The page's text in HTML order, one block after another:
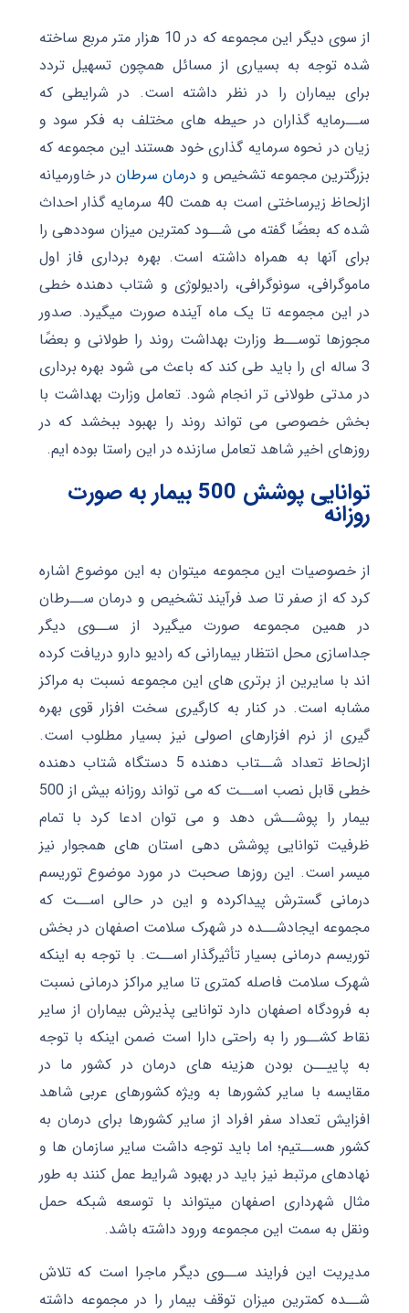
از سوی دیگر این مجموعه که در 10 هزار متر مربع ساخته
شده توجه به بسیاری از مسائل همچون تسهیل تردد
برای بیماران را در نظر داشته است. در شرایطی که
ســرمایه گذاران در حیطه های مختلف به فکر سود و
زیان در نحوه سرمایه گذاری خود هستند این مجموعه که
بزرگترین مجموعه تشخیص و درمان سرطاندر خاورمیانه
ازلحاظ زیرساختی است به همت 40 سرمایه گذار احداث
شده که بعضًا گفته می شــود کمترین میزان سوددهی را
برای آنها به همراه داشته است. بهره برداری فاز اول
ماموگرافی، سونوگرافی، رادیولوژی و شتاب دهنده خطی
در این مجموعه تا یک ماه آینده صورت میگیرد. صدور
مجوزها توســط وزارت بهداشت روند را طولانی و بعضًا
3 ساله ای را باید طی کند که باعث می شود بهره برداری
در مدتی طولانی تر انجام شود. تعامل وزارت بهداشت با
بخش خصوصی می تواند روند را بهبود ببخشد که در
روزهای اخیر شاهد تعامل سازنده در این راستا بوده ایم.
توانایی پوشش 500 بیمار به صورت
روزانه
از خصوصیات این مجموعه میتوان به این موضوع اشاره
کرد که از صفر تا صد فرآیند تشخیص و درمان ســرطان
در همین مجموعه صورت میگیرد از ســوی دیگر
جداسازی محل انتظار بیمارانی که رادیو دارو دریافت کرده
اند با سایرین از برتری های این مجموعه نسبت به مراکز
مشابه است. در کنار به کارگیری سخت افزار قوی بهره
گیری از نرم افزارهای اصولی نیز بسیار مطلوب است.
ازلحاظ تعداد شــتاب دهنده 5 دستگاه شتاب دهنده
خطی قابل نصب اســت که می تواند روزانه بیش از 500
بیمار را پوشــش دهد و می توان ادعا کرد با تمام
ظرفیت توانایی پوشش دهی استان های همجوار نیز
میسر است. این روزها صحبت در مورد موضوع توریسم
درمانی گسترش پیداکرده و این در حالی اســت که
مجموعه ایجادشــده در شهرک سلامت اصفهان در بخش
توریسم درمانی بسیار تأثیرگذار اســت. با توجه به اینکه
شهرک سلامت فاصله کمتری تا سایر مراکز درمانی نسبت
به فرودگاه اصفهان دارد توانایی پذیرش بیماران از سایر
نقاط کشــور را به راحتی دارا است ضمن اینکه با توجه
به پاییــن بودن هزینه های درمان در کشور ما در
مقایسه با سایر کشورها به ویژه کشورهای عربی شاهد
افزایش تعداد سفر افراد از سایر کشورها برای درمان به
کشور هســتیم؛ اما باید توجه داشت سایر سازمان ها و
نهادهای مرتبط نیز باید در بهبود شرایط عمل کنند به طور
مثال شهرداری اصفهان میتواند با توسعه شبکه حمل
ونقل به سمت این مجموعه ورود داشته باشد.
مدیریت این فرایند ســوی دیگر ماجرا است که تلاش
شــده کمترین میزان توقف بیمار را در مجموعه داشته